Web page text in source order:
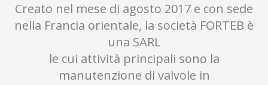
Creato nel mese di agosto 2017 e con sede
nella Francia orientale, la società FORTEB è
una SARL
le cui attività principali sono la
manutenzione di valvole in